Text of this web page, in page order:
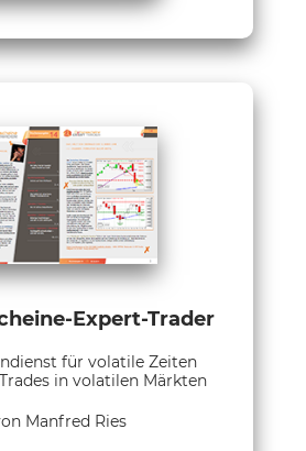
Expert-Trader
für volatile Zeiten
in volatilen Märkten
Manfred Ries